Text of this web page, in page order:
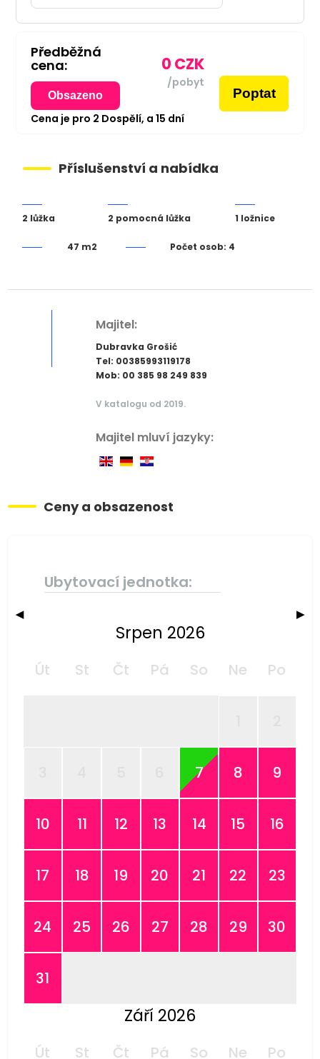
Předběžná
cena:
Obsazeno
0 CZK
/pobyt
Poptat
Cena je pro 2 Dospělí, a 15 dní
Příslušenství a nabídka
2 lůžka 2 pomocná lůžka 1 ložnice
47 m2 Počet osob: 4
Majitel:
Dubravka Grošić
Tel: 00385993119178
Mob: 00 385 98 249 839
V katalogu od 2019.
Majitel mluví jazyky:
Ceny a obsazenost
Ubytovací jednotka:
◀ ▶
Srpen 2026
Út St Čt Pá So Ne Po
7 8 9
10 11 12 13 14 15 16
17 18 19 20 21 22 23
24 25 26 27 28 29 30
31
Září 2026
Út St Čt Pá So Ne Po